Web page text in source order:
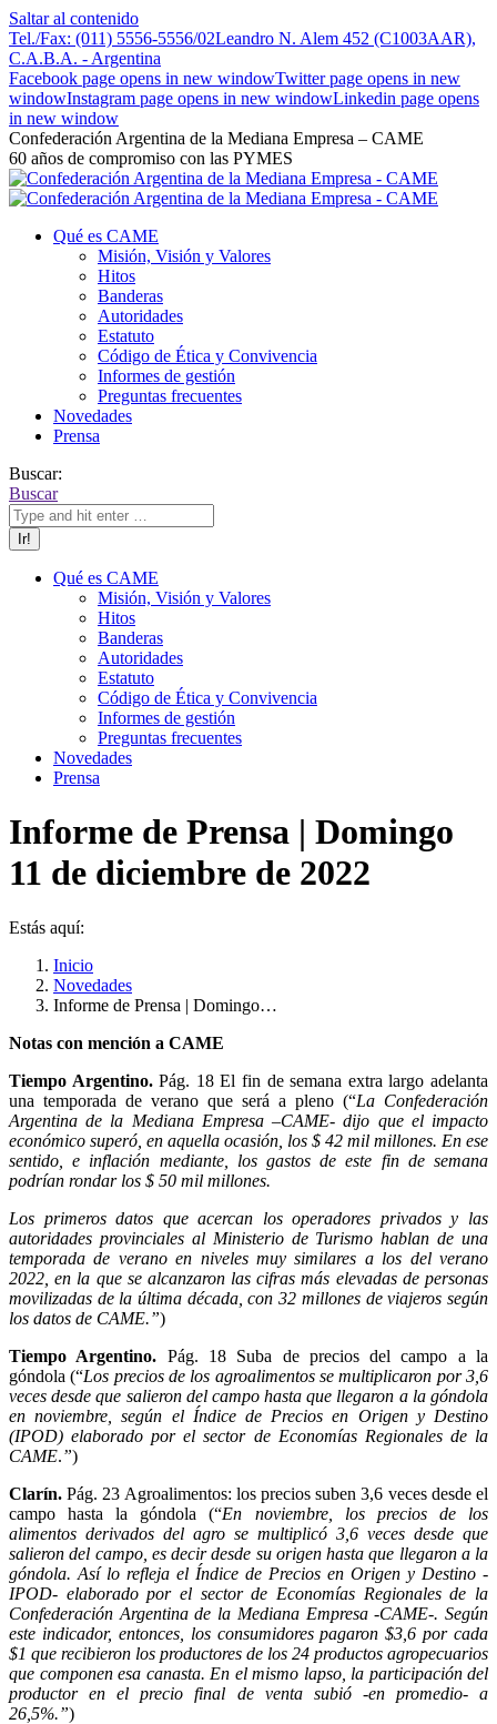
Saltar al contenido
Tel./Fax: (011) 5556-5556/02Leandro N. Alem 452 (C1003AAR),
C.A.B.A. - Argentina
Facebook page opens in new windowTwitter page opens in new
windowInstagram page opens in new windowLinkedin page opens
in new window
Confederación Argentina de la Mediana Empresa – CAME
60 años de compromiso con las PYMES
Qué es CAME
Misión, Visión y Valores
Hitos
Banderas
Autoridades
Estatuto
Código de Ética y Convivencia
Informes de gestión
Preguntas frecuentes
Novedades
Prensa
Buscar:
Buscar
Qué es CAME
Misión, Visión y Valores
Hitos
Banderas
Autoridades
Estatuto
Código de Ética y Convivencia
Informes de gestión
Preguntas frecuentes
Novedades
Prensa
Informe de Prensa | Domingo
11 de diciembre de 2022
Estás aquí:
Inicio
Novedades
Informe de Prensa | Domingo…
Notas con mención a CAME
Tiempo Argentino.Pág. 18 El fin de semana extra largo adelanta
una temporada de verano que será a pleno (“La Confederación
Argentina de la Mediana Empresa –CAME- dijo que el impacto
económico superó, en aquella ocasión, los $ 42 mil millones. En ese
sentido, e inflación mediante, los gastos de este fin de semana
podrían rondar los $ 50 mil millones.
Los primeros datos que acercan los operadores privados y las
autoridades provinciales al Ministerio de Turismo hablan de una
temporada de verano en niveles muy similares a los del verano
2022, en la que se alcanzaron las cifras más elevadas de personas
movilizadas de la última década, con 32 millones de viajeros según
los datos de CAME.”)
Tiempo Argentino. Pág. 18 Suba de precios del campo a la
góndola (“Los precios de los agroalimentos se multiplicaron por 3,6
veces desde que salieron del campo hasta que llegaron a la góndola
en noviembre, según el Índice de Precios en Origen y Destino
(IPOD) elaborado por el sector de Economías Regionales de la
CAME.”)
Clarín.Pág. 23 Agroalimentos: los precios suben 3,6 veces desde el
campo hasta la góndola (“En noviembre, los precios de los
alimentos derivados del agro se multiplicó 3,6 veces desde que
salieron del campo, es decir desde su origen hasta que llegaron a la
góndola. Así lo refleja el Índice de Precios en Origen y Destino -
IPOD- elaborado por el sector de Economías Regionales de la
Confederación Argentina de la Mediana Empresa -CAME-. Según
este indicador, entonces, los consumidores pagaron $3,6 por cada
$1 que recibieron los productores de los 24 productos agropecuarios
que componen esa canasta. En el mismo lapso, la participación del
productor en el precio final de venta subió -en promedio- a
26,5%.”)